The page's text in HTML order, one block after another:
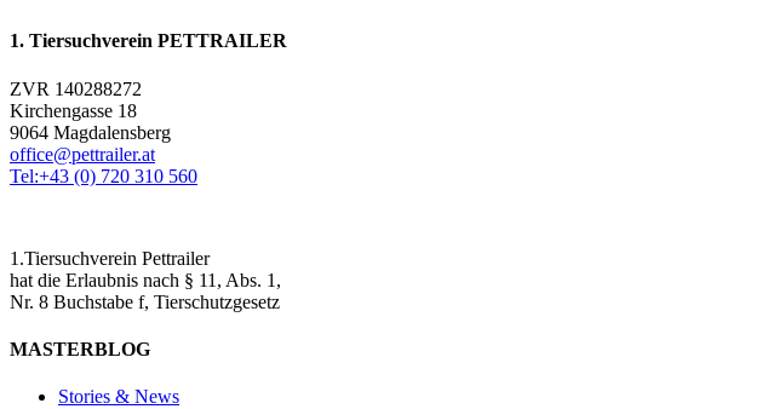
1. Tiersuchverein PETTRAILER
ZVR 140288272
Kirchengasse 18
9064 Magdalensberg
office@pettrailer.at
Tel:+43 (0) 720 310 560
1.Tiersuchverein Pettrailer
hat die Erlaubnis nach § 11, Abs. 1,
Nr. 8 Buchstabe f, Tierschutzgesetz
MASTERBLOG
Stories & News